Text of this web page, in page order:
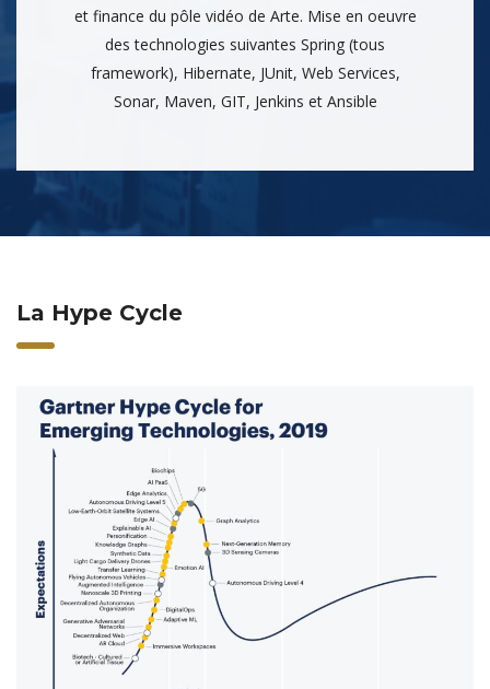
et finance du pôle vidéo de Arte. Mise en oeuvre
des technologies suivantes Spring (tous
framework), Hibernate, JUnit, Web Services,
Sonar, Maven, GIT, Jenkins et Ansible
La Hype Cycle